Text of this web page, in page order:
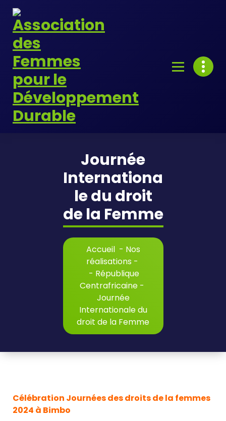
Skip
content
Journée
Internationa
le du droit
de la Femme
Accueil- Nos
réalisations-
- République
Centrafricaine -
Journée
Internationale du
droit de la Femme
Célébration Journées des droits de la femmes
2024 à Bimbo